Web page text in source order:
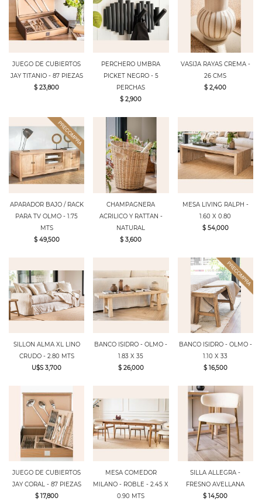
JUEGO DE CUBIERTOS
JAY TITANIO - 87 PIEZAS
$ 23,800
PERCHERO UMBRA
PICKET NEGRO - 5
PERCHAS
$ 2,900
VASIJA RAYAS CREMA -
26 CMS
$ 2,400
APARADOR BAJO / RACK
PARA TV OLMO - 1.75
MTS
$ 49,500
CHAMPAGNERA
ACRILICO Y RATTAN -
NATURAL
$ 3,600
MESA LIVING RALPH -
1.60 X 0.80
$ 54,000
SILLON ALMA XL LINO
CRUDO - 2.80 MTS
U$S 3,700
BANCO ISIDRO - OLMO -
1.83 X 35
$ 26,000
BANCO ISIDRO - OLMO -
1.10 X 33
$ 16,500
JUEGO DE CUBIERTOS
JAY CORAL - 87 PIEZAS
$ 17,800
MESA COMEDOR
MILANO - ROBLE - 2.45 X
0.90 MTS
SILLA ALLEGRA -
FRESNO AVELLANA
$ 14,500